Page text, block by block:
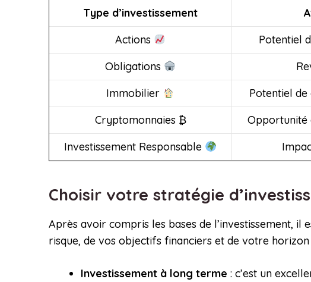
Type d’investissement
Actions
Potentiel
Obligations
Immobilier
Potentiel de
Cryptomonnaies ₿
Opportunité
Investissement Responsable
Choisir votre stratégie
Après avoir compris les bases de l’investissement,
risque, de vos objectifs financiers et de votre horizon
Investissement à long terme : c’est un